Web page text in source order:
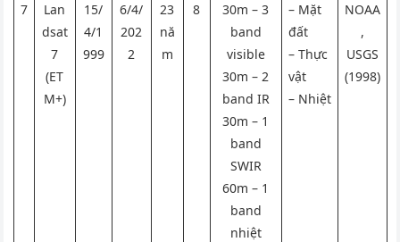
7
Lan
dsat
7
(ET
M+)
15/
4/1
999
6/4/
202
2
23
nă
m
8
30m – 3
band
visible
30m – 2
band IR
30m – 1
band
SWIR
60m – 1
band
nhiệt
– Mặt
đất
– Thực
vật
– Nhiệt
NOAA
,
USGS
(1998)